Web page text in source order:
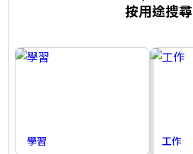
按用途搜尋
學習 工作